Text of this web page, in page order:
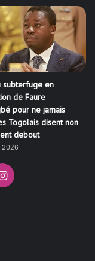
subterfuge en
de Faure
pour ne jamais
Togolais disent non
debout
2026
Instagram